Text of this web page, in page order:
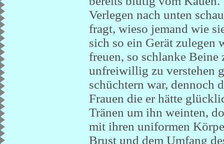
Verlegen nach unten
fragt, wieso jemand wie
sich so ein Gerät zulegen
freuen, so schlanke
unfreiwillig zu verstehen
schüchtern war, dennoch
Frauen die er hätte
Tränen um ihn weinten,
mit ihren uniformen
Brust und dem Umfang